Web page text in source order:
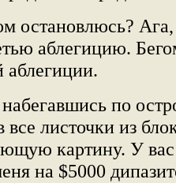
остановлюсь?
аблегицию.
аблегиции.
по
все листочки из
картину. У
на $5000